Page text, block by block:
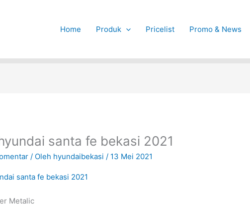
Home Produk Pricelist Promo & News
santa fe bekasi 2021
/ Oleh hyundaibekasi/ 13 Mei 2021
Metalic